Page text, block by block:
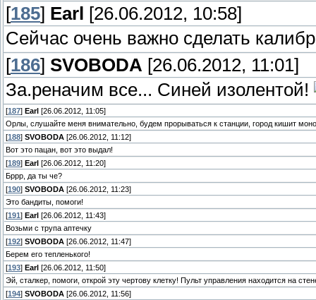
[185] Earl
[26.06.2012, 10:58]
Сейчас очень важно сделать
[186] SVOBODA [26.06.2012, 11:01]
За.реначим все... Синей изолентой!
[187] Earl [26.06.2012, 11:05]
Орлы, слушайте меня внимательно, будем прорываться к станции, город кишит
[188] SVOBODA [26.06.2012, 11:12]
Вот это пацан, вот это выдал!
[189] Earl [26.06.2012, 11:20]
Бррр, да ты че?
[190] SVOBODA [26.06.2012, 11:23]
Это бандиты, помоги!
[191 ] Earl [26.06.2012, 11:43]
Возьми с трупа аптечку
[192] SVOBODA [26.06.2012, 11:47]
Берем его тепленького!
[193] Earl [26.06.2012, 11:50]
Эй, сталкер, помоги, открой эту чертову клетку! Пульт управления находится на
[194] SVOBODA [26.06.2012, 11:56]